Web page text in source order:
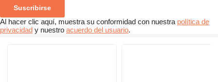
Suscribirse
Al hacer clic aquí, muestra su conformidad con nuestra política de
privacidad y nuestro acuerdo del usuario.